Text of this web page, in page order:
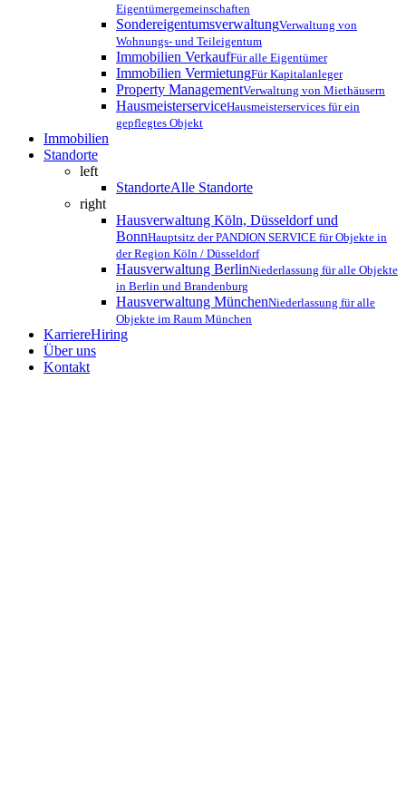
Eigentümergemeinschaften
SondereigentumsverwaltungVerwaltung von
Wohnungs- und Teileigentum
Immobilien VerkaufFür alle Eigentümer
Immobilien VermietungFür Kapitalanleger
Property ManagementVerwaltung von Miethäusern
HausmeisterserviceHausmeisterservices für ein
gepflegtes Objekt
Immobilien
Standorte
left
StandorteAlle Standorte
right
Hausverwaltung Köln, Düsseldorf und
BonnHauptsitz der PANDION SERVICE für Objekte in
der Region Köln / Düsseldorf
Hausverwaltung BerlinNiederlassung für alle Objekte
in Berlin und Brandenburg
Hausverwaltung MünchenNiederlassung für alle
Objekte im Raum München
KarriereHiring
Über uns
Kontakt